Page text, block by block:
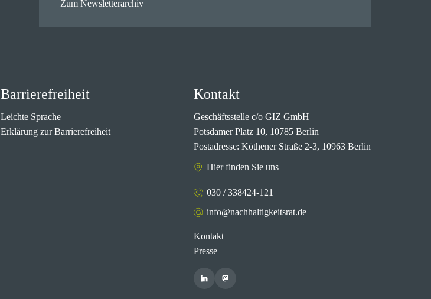
Zum Newsletterarchiv
Barrierefreiheit
Leichte Sprache
Erklärung zur Barrierefreiheit
Kontakt
Geschäftsstelle c/o GIZ GmbH
Potsdamer Platz 10, 10785 Berlin
Postadresse: Köthener Straße 2-3, 10963 Berlin
Hier finden Sie uns
030 / 338424-121
info@nachhaltigkeitsrat.de
Kontakt
Presse